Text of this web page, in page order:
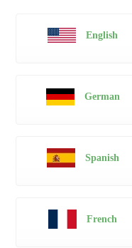
English
German
Spanish
French